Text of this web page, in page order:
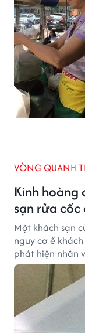
Kinh hoàng
sạn rửa
VÒNG QUANH
Một khách sạn
nguy cơ ế
phát hiện nhân
và nước tẩy